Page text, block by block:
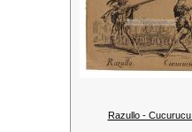
Razullo - Cucurucu.